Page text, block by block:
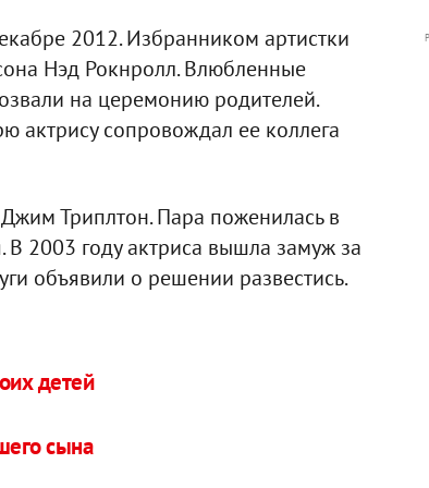
2012. Избранником артистки
Нэд Рокнролл. Влюбленные
на церемонию родителей.
актрису сопровождал ее коллега
Триплтон. Пара поженилась в
В 2003 году актриса вышла замуж за
объявили о решении развестись.
детей
сына